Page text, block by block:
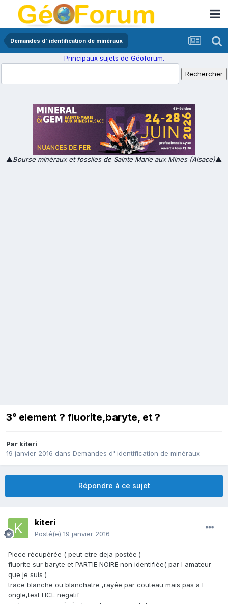
Demandes d' identification de minéraux
Principaux sujets de Géoforum.
▲Bourse minéraux et fossiles de Sainte Marie aux Mines (Alsace)▲
3° element ? fluorite,baryte, et ?
Par kiteri
19 janvier 2016 dans Demandes d' identification de minéraux
Répondre à ce sujet
kiteri
Posté(e) 19 janvier 2016
Piece récupérée ( peut etre deja postée )
fluorite sur baryte et PARTIE NOIRE non identifiée( par l amateur
que je suis )
trace blanche ou blanchatre ,rayée par couteau mais pas a l
ongle,test HCL negatif